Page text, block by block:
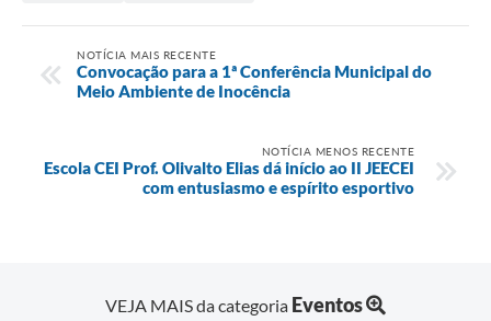
NOTÍCIA MAIS RECENTE
Convocação para a 1ª Conferência Municipal do
Meio Ambiente de Inocência
NOTÍCIA MENOS RECENTE
Escola CEI Prof. Olivalto Elias dá início ao II JEECEI
com entusiasmo e espírito esportivo
VEJA MAIS da categoria Eventos